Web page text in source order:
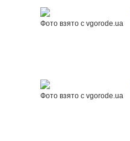
Фото взято с vgorode.ua
Фото взято с vgorode.ua